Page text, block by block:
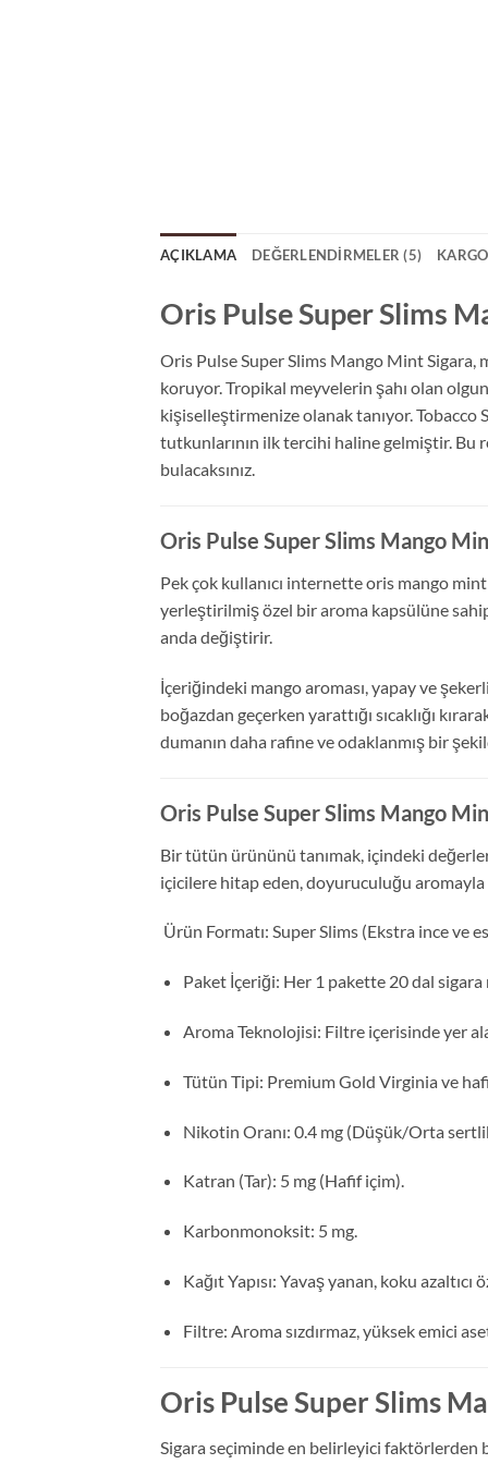
AÇIKLAMA DEĞERLENDIRMELER (5)
Oris Pulse Super Slims
Oris Pulse Super Slims Mango Mint
koruyor. Tropikal meyvelerin şahı olan
kişiselleştirmenize olanak tanıyor. Tobacco
tutkunlarının ilk tercihi haline gelmiştir. Bu
bulacaksınız.
Oris Pulse Super Slims Mango
Pek çok kullanıcı internette oris mango
yerleştirilmiş özel bir aroma kapsülüne
anda değiştirir.
İçeriğindeki mango aroması, yapay ve
boğazdan geçerken yarattığı sıcaklığı
dumanın daha rafine ve odaklanmış bir
Oris Pulse Super Slims Mango
Bir tütün ürününü tanımak, içindeki
içicilere hitap eden, doyuruculuğu
Ürün Formatı: Super Slims (Ekstra ince ve
Paket İçeriği: Her 1 pakette 20 dal
Aroma Teknolojisi: Filtre içerisinde yer
Tütün Tipi: Premium Gold Virginia ve
Nikotin Oranı: 0.4 mg (Düşük/Orta
Katran (Tar): 5 mg (Hafif içim).
Karbonmonoksit: 5 mg.
Kağıt Yapısı: Yavaş yanan, koku azaltıcı
Filtre: Aroma sızdırmaz, yüksek emici
Oris Pulse Super Slims
Sigara seçiminde en belirleyici faktörlerden